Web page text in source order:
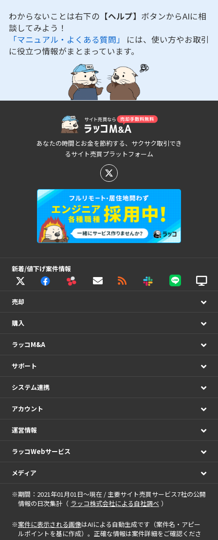
わからないことは右下の 【ヘルプ】 ボタンからAIに相
談してみよう！
「マニュアル・よくある質問」 には、使い方やお取引
に役立つ情報がまとまっています。
あなたの時間とお金を節約する、サクサク取引でき
るサイト売買プラットフォーム
新着/値下げ案件情報
売却
購入
ラッコM&A
サポート
システム連携
アカウント
運営情報
ラッコWebサービス
メディア
※期間：2021年01月01日～現在 / 主要サイト売買サービス7社の公開
情報の日次集計（ ラッコ株式会社による自社調べ ）
※案件に表示される画像はAIによる自動生成です（案件名・アピー
ルポイントを基に作成）。正確な情報は案件詳細をご確認くださ